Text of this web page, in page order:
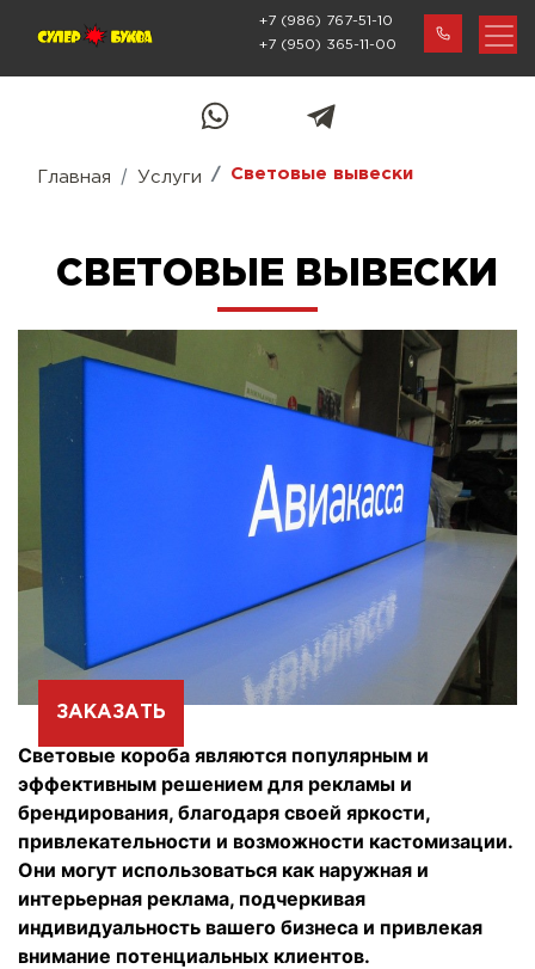
+7 (986) 767-51-10
+7 (950) 365-11-00
Главная Услуги Световые вывески
СВЕТОВЫЕ ВЫВЕСКИ
ЗАКАЗАТЬ
Световые короба являются популярным и
эффективным решением для рекламы и
брендирования, благодаря своей яркости,
привлекательности и возможности кастомизации.
Они могут использоваться как наружная и
интерьерная реклама, подчеркивая
индивидуальность вашего бизнеса и привлекая
внимание потенциальных клиентов.